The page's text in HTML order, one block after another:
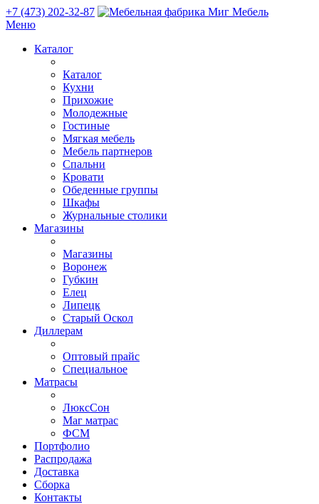
+7 (473) 202-32-87
Меню
Каталог
Каталог
Кухни
Прихожие
Молодежные
Гостиные
Мягкая мебель
Мебель партнеров
Спальни
Кровати
Обеденные группы
Шкафы
Журнальные столики
Магазины
Магазины
Воронеж
Губкин
Елец
Липецк
Старый Оскол
Диллерам
Оптовый прайс
Специальное
Матрасы
ЛюксСон
Маг матрас
ФСМ
Портфолио
Распродажа
Доставка
Сборка
Контакты